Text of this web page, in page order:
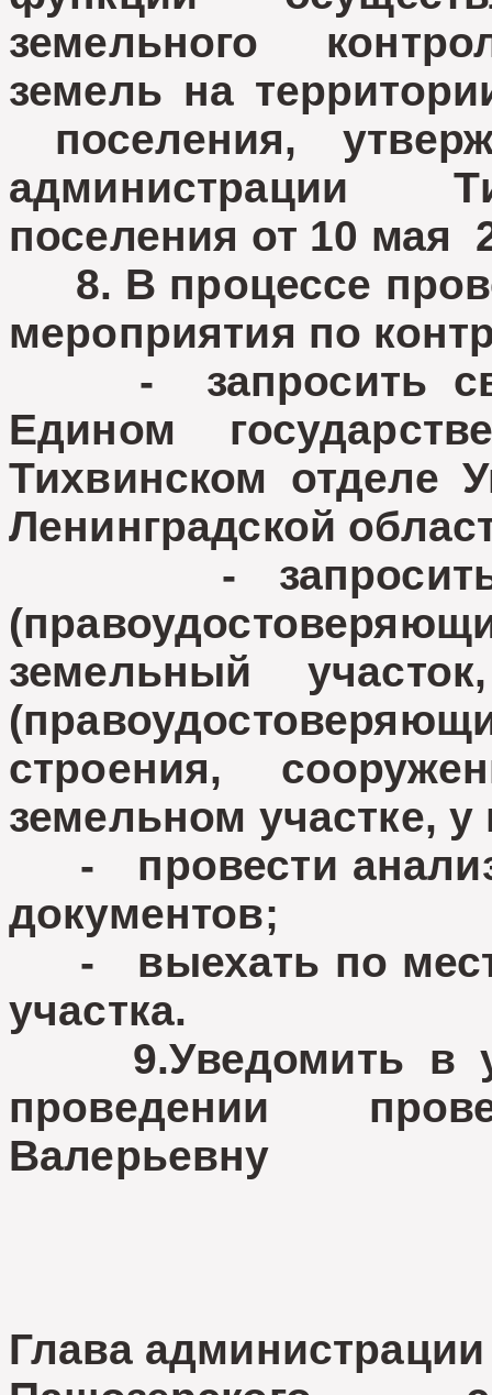
земельного
земель на
поселения,
администрации
поселения от 10 мая
8. В процессе
мероприятия по
- запросить
Едином
Тихвинском отделе
Ленинградской
- запросить
земельный
строения,
земельном участке,
- провести анализ
документов;
- выехать по
участка.
9.Уведомить в
проведении
Валерьевну
Глава администрации